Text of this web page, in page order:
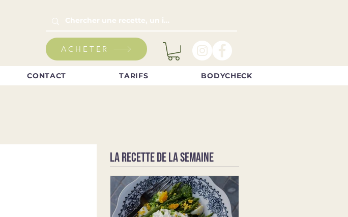
ACHETER
CONTACT TARIFS BODYCHECK
LA RECETTE DE LA SEMAINE